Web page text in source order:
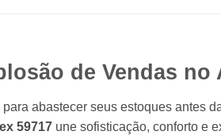
de Vendas no
abastecer seus estoques antes
59717 une sofisticação, conforto e